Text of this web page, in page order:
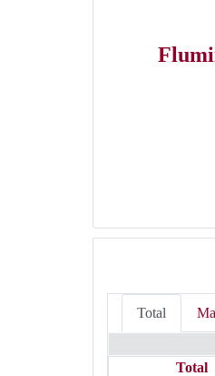
Total
Total